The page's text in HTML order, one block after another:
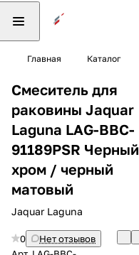
Главная Каталог
Смеситель для
раковины Jaquar
Laguna LAG-BBC-
91189PSR Черный
хром / черный
матовый
Jaquar Laguna
0
Нет отзывов